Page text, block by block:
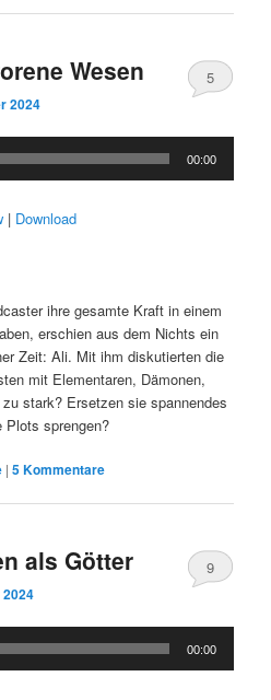
Wesen
2024
5
00:00
| Download
ihre gesamte Kraft in einem
erschien aus dem Nichts ein
Zeit: Ali. Mit ihm diskutierten die
mit Elementaren, Dämonen,
stark? Ersetzen sie spannendes
Plots sprengen?
|5Kommentare
als Götter 9
00:00